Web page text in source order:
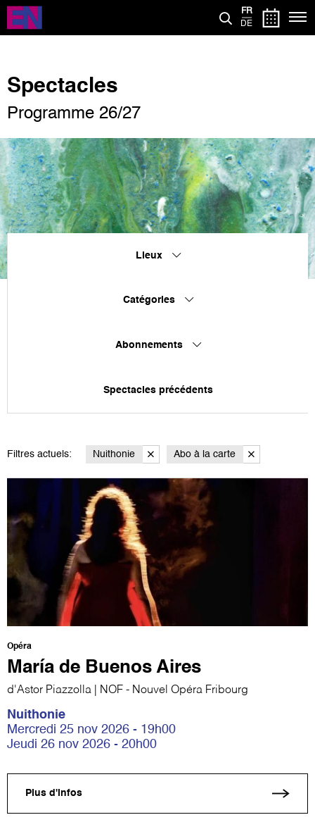
Aller
contenu
FR
DE
Spectacles
Programme 26/27
Lieux
Catégories
Abonnements
Spectacles précédents
Filtres actuels: Nuithonie Abo à la carte
Opéra
María de Buenos Aires
d'Astor Piazzolla | NOF - Nouvel Opéra Fribourg
Nuithonie
Mercredi 25 nov 2026 - 19h00
Jeudi 26 nov 2026 - 20h00
Plus d'infos